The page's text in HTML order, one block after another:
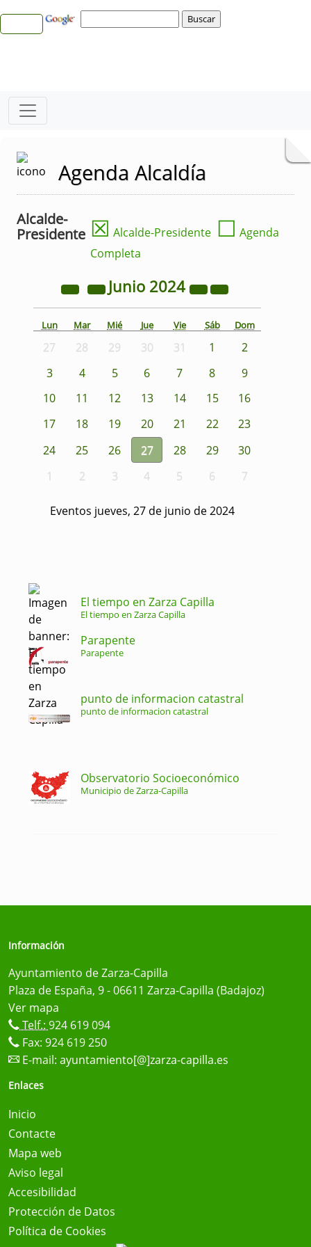
Agenda Alcaldía
Alcalde-
Presidente ☒ Alcalde-Presidente ☐ Agenda
Completa
Junio 2024
Lun Mar Mié Jue Vie Sáb Dom
27 28 29 30 31 1
2
3
4 5 6 7 8
9
10
11 12 13 14 15
16
17
18 19 20 21 22
23
24
25 26 27 28 29
30
1
2 3 4 5 6 7
Eventos jueves, 27 de junio de 2024
El tiempo en Zarza Capilla
El tiempo en Zarza Capilla
Parapente
Parapente
punto de informacion catastral
punto de informacion catastral
Observatorio Socioeconómico
Municipio de Zarza-Capilla
Información
Ayuntamiento de Zarza-Capilla
Plaza de España, 9 - 06611 Zarza-Capilla (Badajoz)
Ver mapa
Telf.: 924 619 094
Fax: 924 619 250
E-mail: ayuntamiento[@]zarza-capilla.es
Enlaces
Inicio
Contacte
Mapa web
Aviso legal
Accesibilidad
Protección de Datos
Política de Cookies